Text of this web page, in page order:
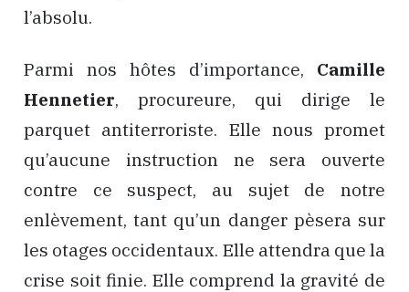
l’absolu.
Parmi nos hôtes d’importance, Camille
Hennetier, procureure, qui dirige le
parquet antiterroriste. Elle nous promet
qu’aucune instruction ne sera ouverte
contre ce suspect, au sujet de notre
enlèvement, tant qu’un danger pèsera sur
les otages occidentaux. Elle attendra que la
crise soit finie. Elle comprend la gravité de